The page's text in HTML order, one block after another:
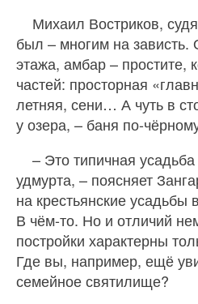
Михаил Востриков,
был – многим на
этажа, амбар – простите,
частей: просторная
летняя, сени… А чуть в
у озера, – баня по-
– Это типичная
удмурта, – поясняет
на крестьянские усадьбы
В чём-то. Но и отличий
постройки характерны
Где вы, например, ещё
семейное святилище?